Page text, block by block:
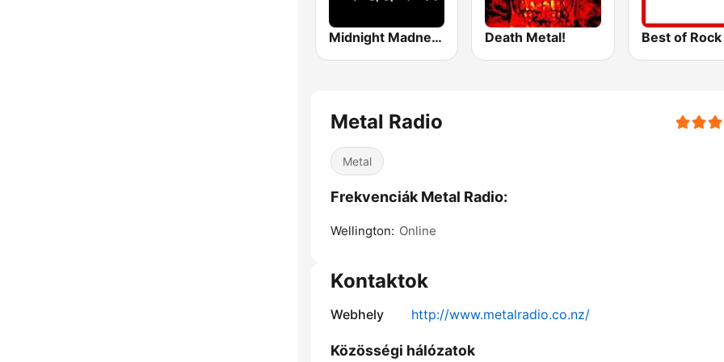
Midnight Madness Metal Radio Death Metal!
Metal Radio
Metal
Frekvenciák Metal Radio:
Wellington: Online
Kontaktok
Webhely http://www.metalradio.co.nz/
Közösségi hálózatok